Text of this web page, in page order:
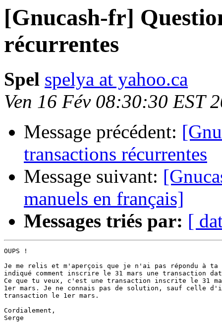
[Gnucash-fr]
récurrentes
Spel spelya at yahoo.ca
Ven 16 Fév 08:30:30 EST
Message précédent:
transactions récurrentes
Message suivant:
manuels en français]
Messages triés par: [
OUPS !
Je me relis et m'aperçois que je n'ai pas répondu à
indiqué comment inscrire le 31 mars une transaction
Ce que tu veux, c'est une transaction inscrite le 31
1er mars. Je ne connais pas de solution, sauf celle
transaction le 1er mars.
Cordialement,
Serge